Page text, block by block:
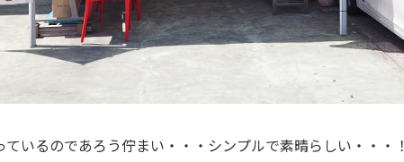
いるのであろう佇まい・・・シンプルで素晴らしい・・・！